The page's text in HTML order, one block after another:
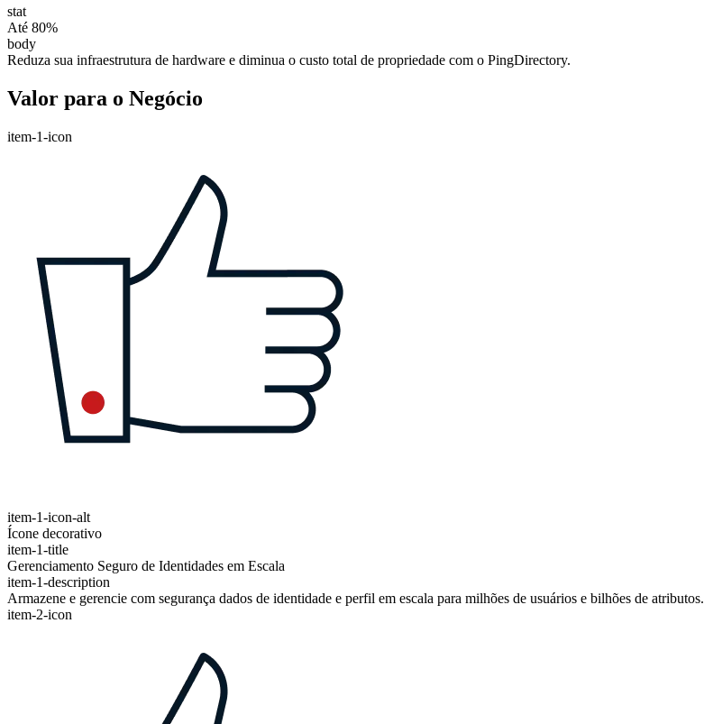
stat
Até 80%
body
Reduza sua infraestrutura de hardware e diminua o custo total de propriedade com o PingDirectory.
Valor para o Negócio
item-1-icon
item-1-icon-alt
Ícone decorativo
item-1-title
Gerenciamento Seguro de Identidades em Escala
item-1-description
Armazene e gerencie com segurança dados de identidade e perfil em escala para milhões de usuários e bilhões de atributos.
item-2-icon